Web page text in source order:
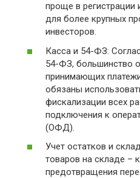
проще в
для более крупных
инвесторов.
Касса и 54-ФЗ:
54-ФЗ, большинство
принимающих
обязаны
фискализации всех
подключения к
(ОФД).
Учет остатков и
товаров на складе –
предотвращения